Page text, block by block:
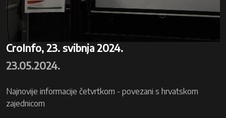
CroInfo, 23. svibnja 2024.
23.05.2024.
Najnovije informacije četvrtkom - povezani s hrvatskom
zajednicom